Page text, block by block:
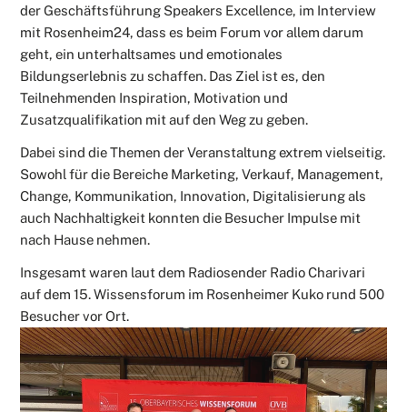
der Geschäftsführung Speakers Excellence, im Interview
mit Rosenheim24, dass es beim Forum vor allem darum
geht, ein unterhaltsames und emotionales
Bildungserlebnis zu schaffen. Das Ziel ist es, den
Teilnehmenden Inspiration, Motivation und
Zusatzqualifikation mit auf den Weg zu geben.
Dabei sind die Themen der Veranstaltung extrem vielseitig.
Sowohl für die Bereiche Marketing, Verkauf, Management,
Change, Kommunikation, Innovation, Digitalisierung als
auch Nachhaltigkeit konnten die Besucher Impulse mit
nach Hause nehmen.
Insgesamt waren laut dem Radiosender Radio Charivari
auf dem 15. Wissensforum im Rosenheimer Kuko rund 500
Besucher vor Ort.